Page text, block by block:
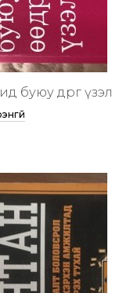
буюу өөдрөг үзэл